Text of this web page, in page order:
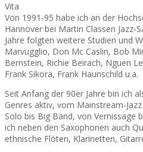
Vita
Von 1991-95 habe ich an der
Hannover bei Martin Classen
Jahre folgten weitere Studien und
Marvugglio, Don Mc Caslin, Bob
Bernstein, Richie Beirach, Nguen
Frank Sikora, Frank Haunschild u.a.
Seit Anfang der 90er Jahre bin ich
Genres aktiv, vom Mainstream-
Solo bis Big Band, von Vernissage
ich neben den Saxophonen auch
ethnische Flöten, Klarinetten,